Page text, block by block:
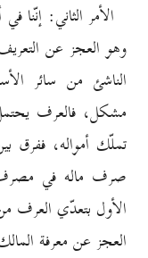
الأمر الثاني: إنّنا
وهو العجز عن
الناشئ من سائر
مشكل، فالعرف
تملّك أمواله، ففرق
صرف ماله في مصرف
الأول بتعدّي العرف
العجز عن معرفة